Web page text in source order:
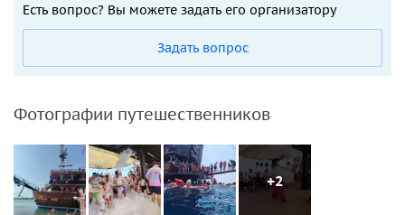
Есть вопрос? Вы можете задать его организатору
Задать вопрос
Фотографии путешественников
+2